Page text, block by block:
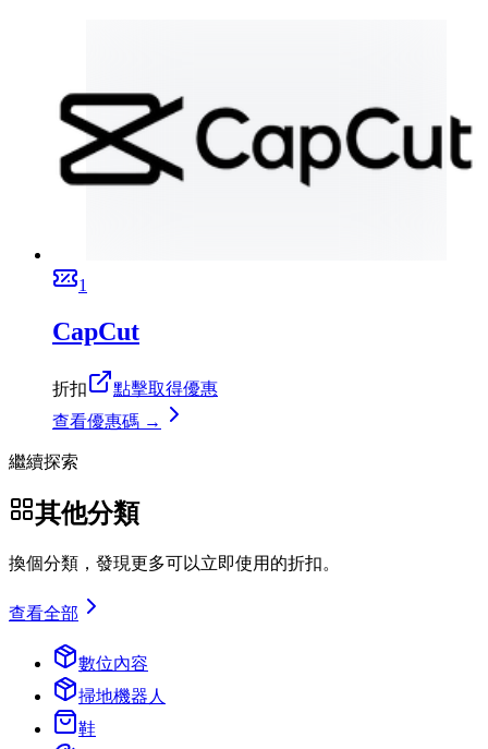
1
CapCut
折扣
點擊取得優惠
查看優惠碼 →
繼續探索
其他分類
換個分類，發現更多可以立即使用的折扣。
查看全部
數位內容
掃地機器人
鞋